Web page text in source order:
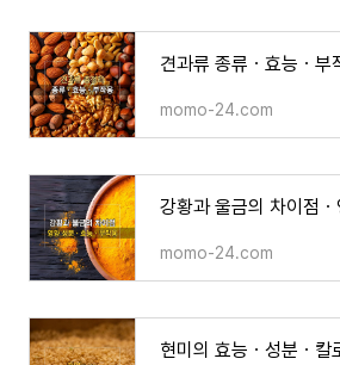
견과류 종류ㆍ효능ㆍ부
momo-24.com
momo-24.com
현미의 효능ㆍ성분ㆍ칼